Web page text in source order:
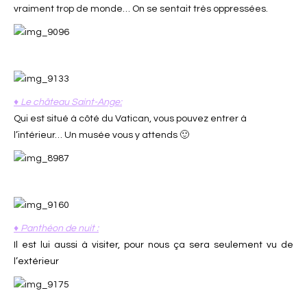
vraiment trop de monde… On se sentait très oppressées.
♦ Le château Saint-Ange:
Qui est situé à côté du Vatican, vous pouvez entrer à
l’intérieur… Un musée vous y attends 🙂
♦ Panthéon de nuit :
Il est lui aussi à visiter, pour nous ça sera seulement vu de
l’extérieur